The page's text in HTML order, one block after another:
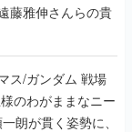
藤雅伸さんらの貴
/ガンダム 戦場
のわがままなニー
朗が貫く姿勢に、